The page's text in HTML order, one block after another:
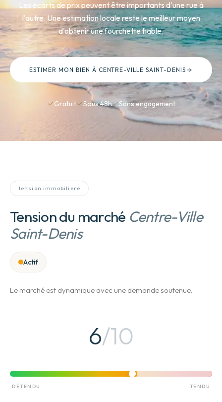
Les écarts de prix peuvent être importants d'une rue à
l'autre. Une estimation locale reste le meilleur moyen
d'obtenir une fourchette fiable.
ESTIMER MON BIEN À CENTRE-VILLE SAINT-DENIS
Gratuit Sous 48h Sans engagement
tension immobiliere
Tension du marché Centre-Ville
Saint-Denis
Actif
Le marché est dynamique avec une demande soutenue.
6/10
DÉTENDU TENDU